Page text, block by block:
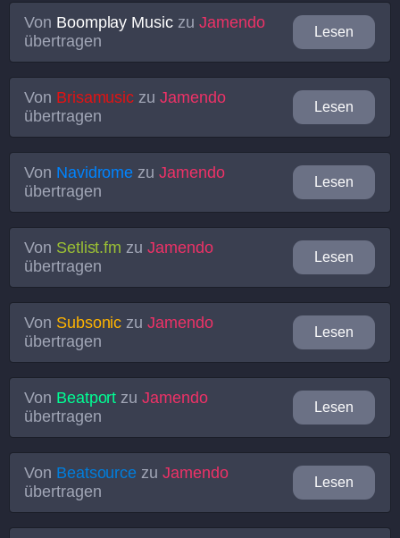
Von Boomplay Music zu Jamendo
übertragen
Lesen
Von Brisamusic zuJamendo
übertragen
Lesen
Von Navidrome zuJamendo
übertragen
Lesen
Von Setlist.fm zuJamendo
übertragen
Lesen
Von Subsonic zuJamendo
übertragen
Lesen
Von Beatport zuJamendo
übertragen
Lesen
Von Beatsource zuJamendo
übertragen
Lesen